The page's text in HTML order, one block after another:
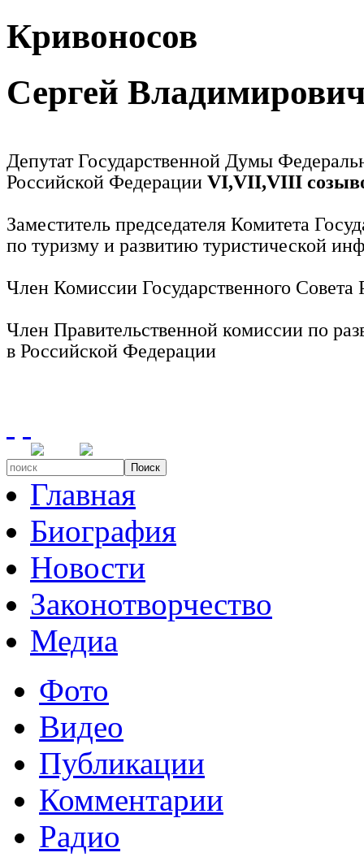
Кривоносов
Сергей
Депутат Государственной Думы
Российской Федерации VI,VII,VIII
Заместитель председателя Комитета
по туризму и развитию туристической
Член Комиссии Государственного
Член Правительственной комиссии по
в Российской Федерации
Поиск
Главная
Биография
Новости
Законотворчество
Медиа
Фото
Видео
Публикации
Комментарии
Радио